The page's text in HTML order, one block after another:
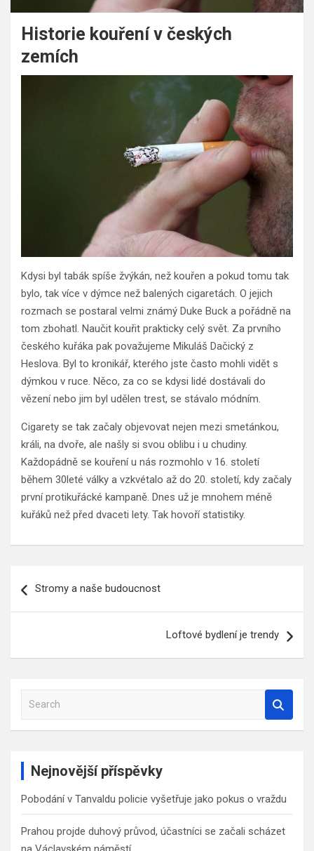
Historie kouření v českých
zemích
Kdysi byl tabák spíše žvýkán, než kouřen a pokud tomu tak
bylo, tak více v dýmce než balených cigaretách. O jejich
rozmach se postaral velmi známý Duke Buck a pořádně na
tom zbohatl. Naučit kouřit prakticky celý svět. Za prvního
českého kuřáka pak považujeme Mikuláš Dačický z
Heslova. Byl to kronikář, kterého jste často mohli vidět s
dýmkou v ruce. Něco, za co se kdysi lidé dostávali do
vězení nebo jim byl udělen trest, se stávalo módním.
Cigarety se tak začaly objevovat nejen mezi smetánkou,
králi, na dvoře, ale našly si svou oblibu i u chudiny.
Každopádně se kouření u nás rozmohlo v 16. století
během 30leté války a vzkvétalo až do 20. století, kdy začaly
první protikuřácké kampaně. Dnes už je mnohem méně
kuřáků než před dvaceti lety. Tak hovoří statistiky.
proStromy a naše budoucnost
Loftové bydlení je trendy
a
Nejnovější příspěvky
Pobodání v Tanvaldu policie vyšetřuje jako pokus o vraždu
Prahou projde duhový průvod, účastníci se začali scházet